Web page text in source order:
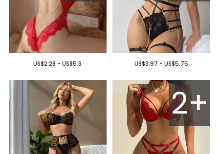
US$3.97 - US$5.75
US$2.28 - US$5.3
2+